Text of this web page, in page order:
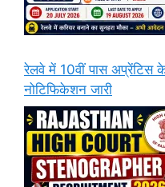
रेलवे में 10वीं पास अप्रेंटिस
नोटिफिकेशन जारी